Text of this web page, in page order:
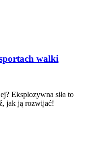
walki
Eksplozywna siła to
jak ją rozwijać!